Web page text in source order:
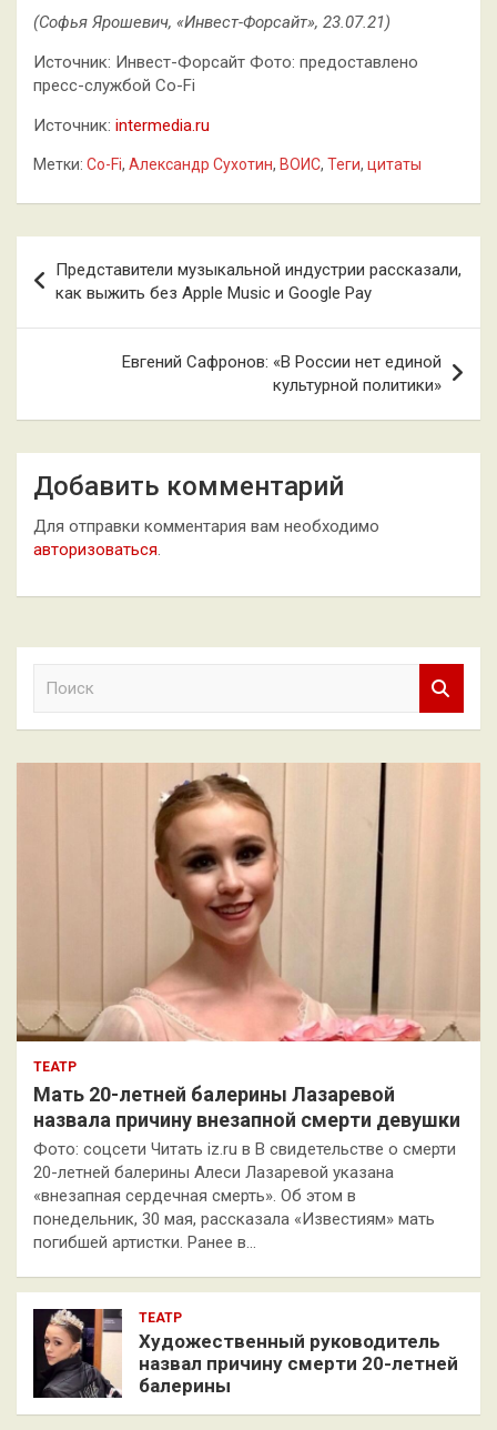
(Софья Ярошевич, «Инвест-Форсайт», 23.07.21)
Источник: Инвест-Форсайт Фото: предоставлено
пресс-службой Co-Fi
Источник: intermedia.ru
Метки: Co-Fi, Александр Сухотин, ВОИС, Теги, цитаты
по
записям
Представители музыкальной индустрии рассказали,
как выжить без Apple Music и Google Pay
Евгений Сафронов: «В России нет единой
культурной политики»
Добавить комментарий
Для отправки комментария вам необходимо
авторизоваться.
к
ТЕАТР
Мать 20-летней балерины Лазаревой
назвала причину внезапной смерти девушки
Фото: соцсети Читать iz.ru в В свидетельстве о смерти
20-летней балерины Алеси Лазаревой указана
«внезапная сердечная смерть». Об этом в
понедельник, 30 мая, рассказала «Известиям» мать
погибшей артистки. Ранее в…
ТЕАТР
Художественный руководитель
назвал причину смерти 20-летней
балерины